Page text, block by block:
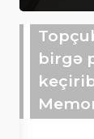
birgə